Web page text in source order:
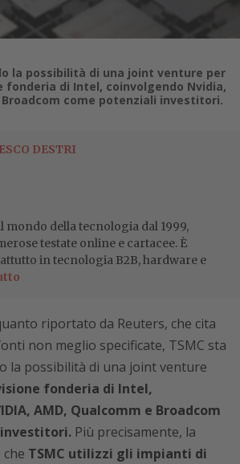
la possibilità di una joint venture per
fonderia di Intel, coinvolgendo Nvidia,
Broadcom come potenziali investitori.
DESTRI
mondo della tecnologia dal 1999,
testate online e cartacee. È
in tecnologia B2B, hardware e
riportato da Reuters, che cita
non meglio specificate, TSMC sta
la possibilità di una joint venture
fonderia di Intel,
AMD, Qualcomm e Broadcom
Più precisamente, la
TSMC utilizzi gli impianti di